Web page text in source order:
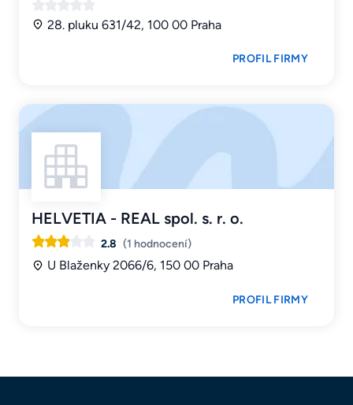
28. pluku 631/42, 100 00 Praha
PROFIL FIRMY
HELVETIA - REAL spol. s. r. o.
2.8 (1 hodnocení)
U Blaženky 2066/6, 150 00 Praha
PROFIL FIRMY